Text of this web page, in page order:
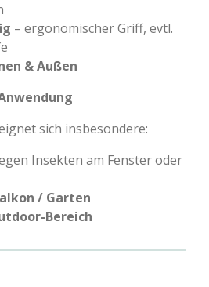
– ergonomischer Griff, evtl.
& Außen
sich insbesondere:
Insekten am Fenster oder
/ Garten
Bereich